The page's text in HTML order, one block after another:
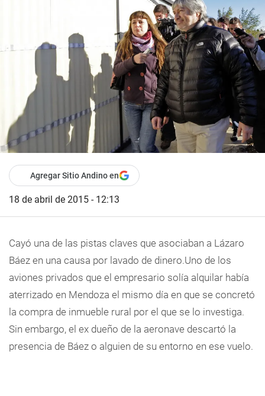
Agregar Sitio Andino en
18 de abril de 2015 - 12:13
Cayó una de las pistas claves que asociaban a Lázaro
Báez en una causa por lavado de dinero.Uno de los
aviones privados que el empresario solía alquilar había
aterrizado en Mendoza el mismo día en que se concretó
la compra de inmueble rural por el que se lo investiga.
Sin embargo, el ex dueño de la aeronave descartó la
presencia de Báez o alguien de su entorno en ese vuelo.